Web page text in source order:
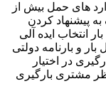
های حمل بیش از
پیشنهاد کردن
انتخاب ایده آلی
و بارنامه دولتی
در اختیار
مشتری بارگیری